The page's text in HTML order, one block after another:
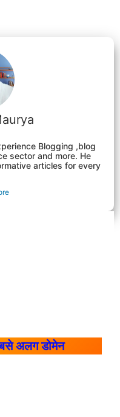
Blogging ,blog
sector and more. He
articles for every
अलग डोमेन